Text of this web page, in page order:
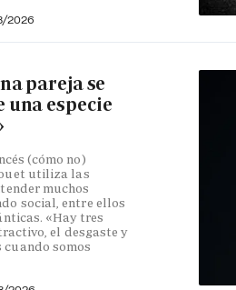
2026
pareja se
una especie
(cómo no)
utiliza las
muchos
social, entre ellos
«Hay tres
el desgaste y
cuando somos